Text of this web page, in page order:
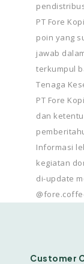
PT Fore
poin yang
jawab
terkumpul
Tenaga
PT Fore
dan
Informasi
kegiatan
di-update
Customer